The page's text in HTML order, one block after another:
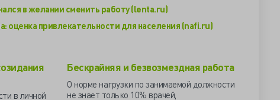
в желании сменить работу (lenta.ru)
оценка привлекательности для населения (nafi.ru)
в личной
Бескрайняя и безвозмездная работа
О норме нагрузки по занимаемой должности
не знает только 10% врачей,